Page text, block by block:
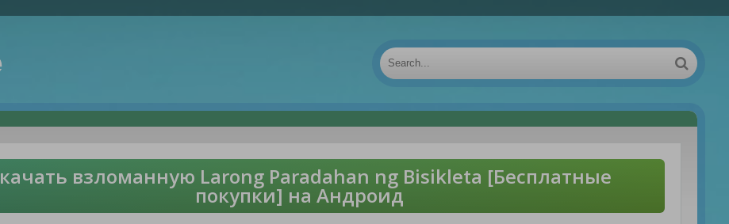
взломанную Larong Paradahan ng Bisikleta [Бесплатные
покупки] на Андроид